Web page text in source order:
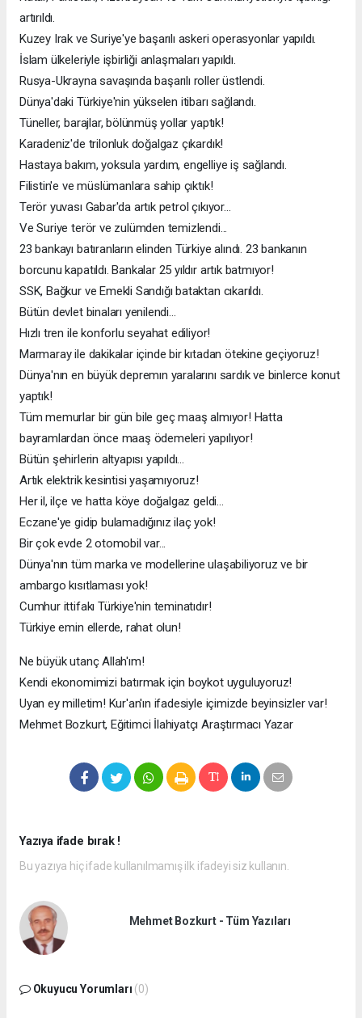
artırıldı.
Kuzey Irak ve Suriye'ye başarılı askeri operasyonlar yapıldı.
İslam ülkeleriyle işbirliği anlaşmaları yapıldı.
Rusya-Ukrayna savaşında başarılı roller üstlendi.
Dünya'daki Türkiye'nin yükselen itibarı sağlandı.
Tüneller, barajlar, bölünmüş yollar yaptık!
Karadeniz'de trilonluk doğalgaz çıkardık!
Hastaya bakım, yoksula yardım, engelliye iş sağlandı.
Filistin'e ve müslümanlara sahip çıktık!
Terör yuvası Gabar'da artık petrol çıkıyor...
Ve Suriye terör ve zulümden temizlendi...
23 bankayı batıranların elinden Türkiye alındı. 23 bankanın
borcunu kapatıldı. Bankalar 25 yıldır artık batmıyor!
SSK, Bağkur ve Emekli Sandığı bataktan cıkarıldı.
Bütün devlet binaları yenilendi...
Hızlı tren ile konforlu seyahat ediliyor!
Marmaray ile dakikalar içinde bir kıtadan ötekine geçiyoruz!
Dünya'nın en büyük depremın yaralarını sardık ve binlerce konut
yaptık!
Tüm memurlar bir gün bile geç maaş almıyor! Hatta
bayramlardan önce maaş ödemeleri yapılıyor!
Bütün şehirlerin altyapısı yapıldı...
Artık elektrik kesintisi yaşamıyoruz!
Her il, ilçe ve hatta köye doğalgaz geldi...
Eczane'ye gidip bulamadığınız ilaç yok!
Bir çok evde 2 otomobil var...
Dünya'nın tüm marka ve modellerine ulaşabiliyoruz ve bir
ambargo kısıtlaması yok!
Cumhur ittifakı Türkiye'nin teminatıdır!
Türkiye emin ellerde, rahat olun!
Ne büyük utanç Allah'ım!
Kendi ekonomimizi batırmak için boykot uyguluyoruz!
Uyan ey milletim! Kur'an'ın ifadesiyle içimizde beyinsizler var!
Mehmet Bozkurt, Eğitimci İlahiyatçı Araştırmacı Yazar
Yazıya ifade bırak !
Bu yazıya hiç ifade kullanılmamış ilk ifadeyi siz kullanın.
Mehmet Bozkurt - Tüm Yazıları
Okuyucu Yorumları (0)